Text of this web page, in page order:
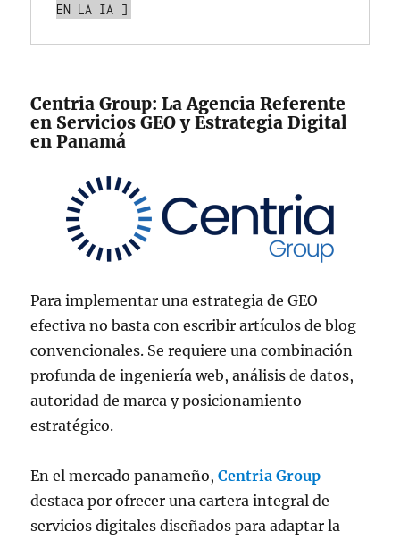
Centria Group: La Agencia Referente
en Servicios GEO y Estrategia Digital
en Panamá
Para implementar una estrategia de GEO
efectiva no basta con escribir artículos de blog
convencionales. Se requiere una combinación
profunda de ingeniería web, análisis de datos,
autoridad de marca y posicionamiento
estratégico.
En el mercado panameño,Centria Group
destaca por ofrecer una cartera integral de
servicios digitales diseñados para adaptar la